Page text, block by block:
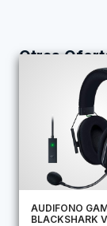
Otras
AUDIFONO
BLACKSHARK